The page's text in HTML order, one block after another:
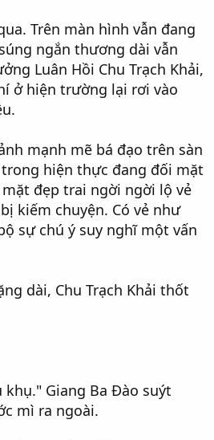
Trên màn hình vẫn đang
ngắn thương dài vẫn
Luân Hồi Chu Trạch Khải,
ở hiện trường lại rơi vào
mạnh mẽ bá đạo trên sàn
trong hiện thực đang đối mặt
đẹp trai ngời ngời lộ vẻ
kiếm chuyện. Có vẻ như
sự chú ý suy nghĩ một vấn
dài, Chu Trạch Khải thốt
khụ." Giang Ba Đào suýt
mì ra ngoài.